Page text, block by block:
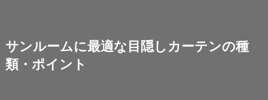
サンルームに最適な目隠しカーテンの種
類・ポイント